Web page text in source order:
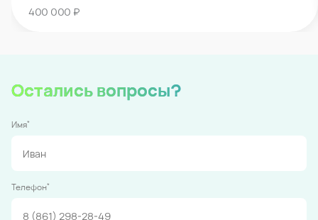
400 000 ₽
Остались вопросы?
Имя*
Телефон*